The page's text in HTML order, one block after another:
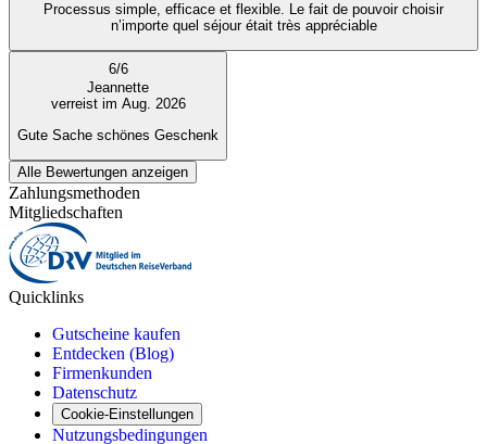
Processus simple, efficace et flexible. Le fait de pouvoir choisir
n’importe quel séjour était très appréciable
6/6
Jeannette
verreist im Aug. 2026
Gute Sache schönes Geschenk
Alle Bewertungen anzeigen
Zahlungsmethoden
Mitgliedschaften
Quicklinks
Gutscheine kaufen
Entdecken (Blog)
Firmenkunden
Datenschutz
Cookie-Einstellungen
Nutzungsbedingungen